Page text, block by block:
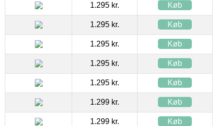
1.295 kr. Køb
1.295 kr. Køb
1.295 kr. Køb
1.295 kr. Køb
1.295 kr. Køb
1.299 kr. Køb
1.299 kr. Køb